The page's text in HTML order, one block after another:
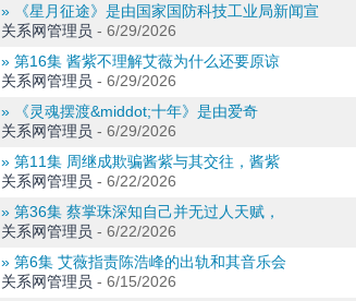
» 《星月征途》是由国家国防科技工业局新闻宣
关系网管理员 -6/29/2026
» 第16集 酱紫不理解艾薇为什么还要原谅
关系网管理员 -6/29/2026
» 《灵魂摆渡&middot;十年》是由爱奇
关系网管理员 -6/29/2026
» 第11集 周继成欺骗酱紫与其交往，酱紫
关系网管理员 -6/22/2026
» 第36集 蔡掌珠深知自己并无过人天赋，
关系网管理员 -6/22/2026
» 第6集 艾薇指责陈浩峰的出轨和其音乐会
关系网管理员 -6/15/2026